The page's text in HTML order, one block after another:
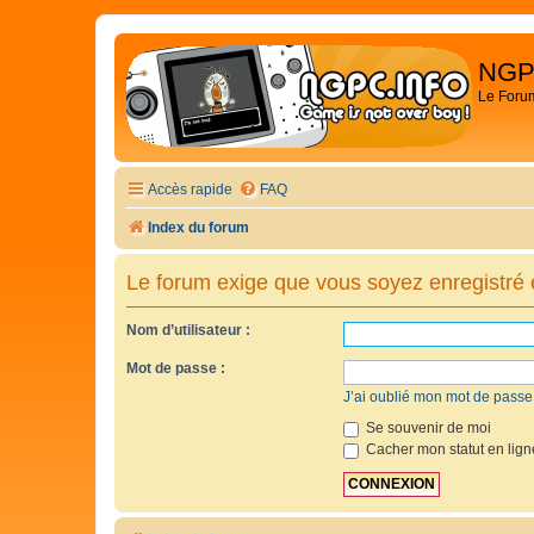
Le
Accès rapide FAQ
Index du forum
Le forum exige que vous soyez
Nom d’utilisateur :
Mot de passe :
J’ai oublié mon mot de passe
Se souvenir de moi
Cacher mon statut en